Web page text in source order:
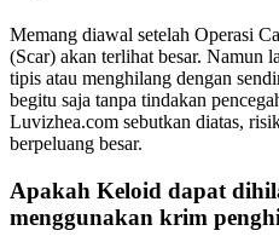
Memang diawal setelah Operasi
(Scar) akan terlihat besar. Namun
tipis atau menghilang dengan
begitu saja tanpa tindakan
Luvizhea.com sebutkan diatas,
berpeluang besar.
Apakah Keloid dapat
menggunakan krim